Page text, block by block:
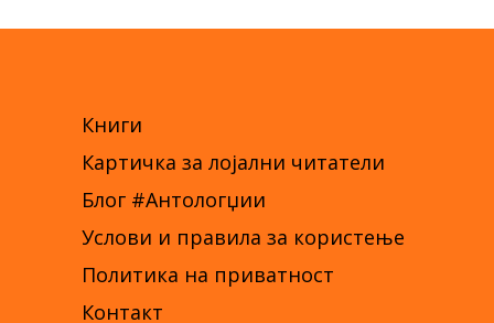
Книги
Картичка за лојални читатели
Блог #Антологџии
Услови и правила за користење
Политика на приватност
Контакт